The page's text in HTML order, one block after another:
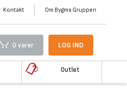
Kontakt Om Bygma Gruppen
0 varer LOG IND
Outlet